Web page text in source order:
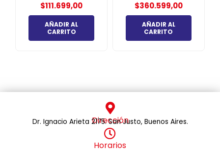
$111.699,00
AÑADIR AL
CARRITO
$360.599,00
AÑADIR AL
CARRITO
Dirección
Dr. Ignacio Arieta 2175. San Justo, Buenos Aires.
Horarios